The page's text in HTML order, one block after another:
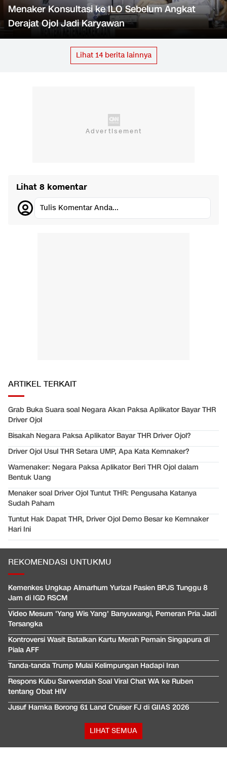
Menaker Konsultasi ke ILO Sebelum Angkat
Derajat Ojol Jadi Karyawan
Lihat 14berita lainnya
Lihat 8 komentar
Tulis Komentar Anda...
ARTIKEL TERKAIT
Grab Buka Suara soal Negara Akan Paksa Aplikator Bayar THR
Driver Ojol
Bisakah Negara Paksa Aplikator Bayar THR Driver Ojol?
Driver Ojol Usul THR Setara UMP, Apa Kata Kemnaker?
Wamenaker: Negara Paksa Aplikator Beri THR Ojol dalam
Bentuk Uang
Menaker soal Driver Ojol Tuntut THR: Pengusaha Katanya
Sudah Paham
Tuntut Hak Dapat THR, Driver Ojol Demo Besar ke Kemnaker
Hari Ini
REKOMENDASI UNTUKMU
Kemenkes Ungkap Almarhum Yurizal Pasien BPJS Tunggu 8
Jam di IGD RSCM
Video Mesum 'Yang Wis Yang' Banyuwangi, Pemeran Pria Jadi
Tersangka
Kontroversi Wasit Batalkan Kartu Merah Pemain Singapura di
Piala AFF
Tanda-tanda Trump Mulai Kelimpungan Hadapi Iran
Respons Kubu Sarwendah Soal Viral Chat WA ke Ruben
tentang Obat HIV
Jusuf Hamka Borong 61 Land Cruiser FJ di GIIAS 2026
LIHAT SEMUA